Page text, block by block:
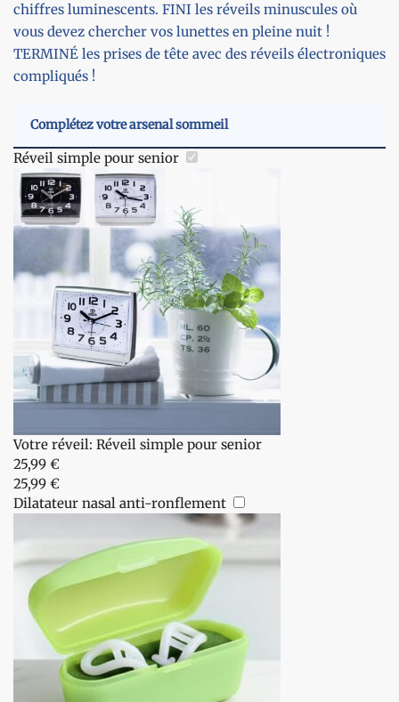
chiffres luminescents. FINI les réveils minuscules où
vous devez chercher vos lunettes en pleine nuit !
TERMINÉ les prises de tête avec des réveils électroniques
compliqués !
Complétez votre arsenal sommeil
Réveil simple pour senior
Votre réveil: Réveil simple pour senior
25,99 €
25,99 €
Dilatateur nasal anti-ronflement